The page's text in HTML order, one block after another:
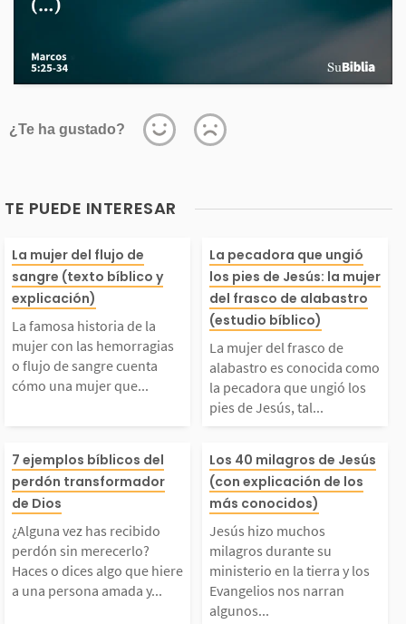
¿Te ha gustado?
TE PUEDE INTERESAR
famosa historia de
mujer con las hemo
o flujo de san
cuenta cómo una
que vivía una vi
llena de dificultade
logró tener fe en Je
La mujer del flujo de
sangre (texto bíblico y
explicación)
La famosa historia de la
mujer con las hemorragias
o flujo de sangre cuenta
cómo una mujer que...
La mujer del
alabastro es
como la
ungió los pies
s, tal como se
e en Lucas
lla entró en la
e...
La pecadora que ungió
los pies de Jesús: la mujer
del frasco de alabastro
(estudio bíblico)
La mujer del frasco de
alabastro es conocida como
la pecadora que ungió los
pies de Jesús, tal...
vez has recib
perdón sin merece
Haces o dices alg
que hiere a una pers
7 ejemplos bíblicos del
perdón transformador
de Dios
¿Alguna vez has recibido
perdón sin merecerlo?
Haces o dices algo que hiere
a una persona amada y...
Jesús hizo
agros durante
sterio en la
s Evangelios
Los 40 milagros de Jesús
(con explicación de los
más conocidos)
Jesús hizo muchos
milagros durante su
ministerio en la tierra y los
Evangelios nos narran
algunos...